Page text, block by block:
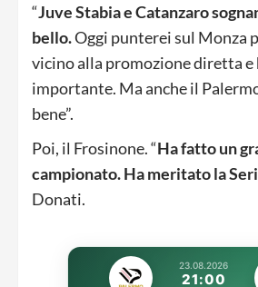
“Juve Stabia e Catanzaro
bello.Oggi punterei sul Monza
vicino alla promozione diretta e
importante. Ma anche il
bene”.
Poi, il Frosinone. “Ha fatto un
campionato. Ha meritato la
Donati.
23.08.2026
21:00